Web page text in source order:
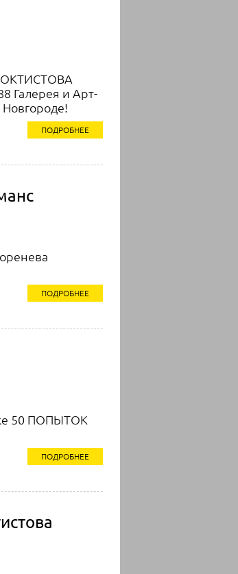
Галерея и Арт-
ПОДРОБНЕЕ
ПОДРОБНЕЕ
50 ПОПЫТОК
ПОДРОБНЕЕ